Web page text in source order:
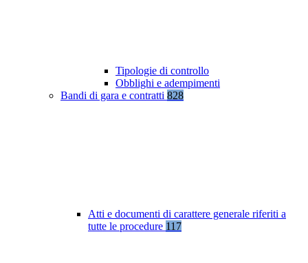
Tipologie di controllo
Obblighi e adempimenti
Bandi di gara e contratti 828
Atti e documenti di carattere generale riferiti a
tutte le procedure 117